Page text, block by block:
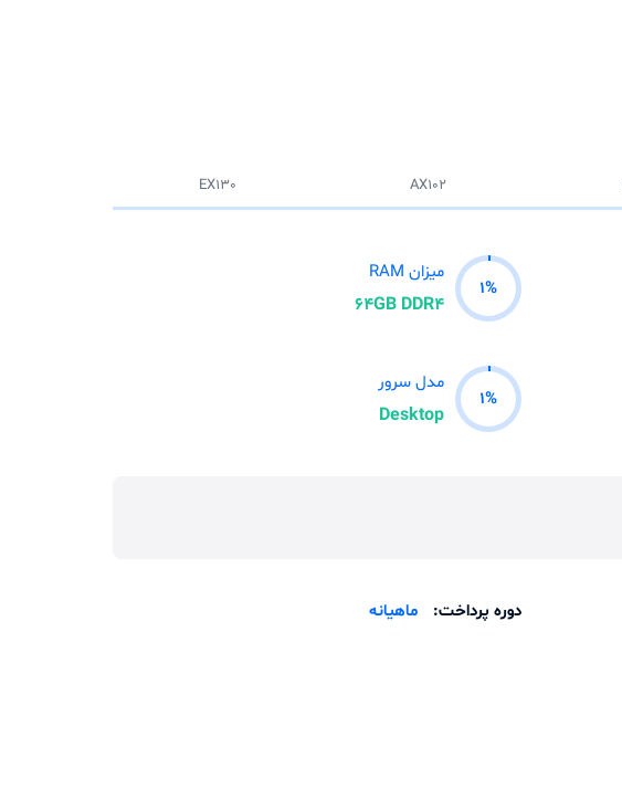
AX102
EX130
1%
میزان RAM
64GB DDR4
1%
مدل سرور
Desktop
دوره پرداخت: ماهیانه